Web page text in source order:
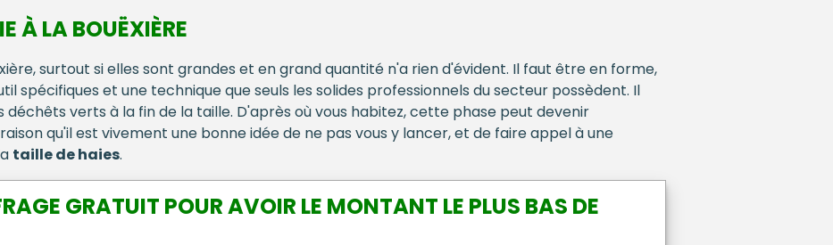
À LA BOUËXIÈRE
surtout si elles sont grandes et en grand quantité n'a rien d'évident. Il faut être en forme,
spécifiques et une technique que seuls les solides professionnels du secteur possèdent. Il
déchêts verts à la fin de la taille. D'après où vous habitez, cette phase peut devenir
qu'il est vivement une bonne idée de ne pas vous y lancer, et de faire appel à une
taille de haies.
GRATUIT POUR AVOIR LE MONTANT LE PLUS BAS DE